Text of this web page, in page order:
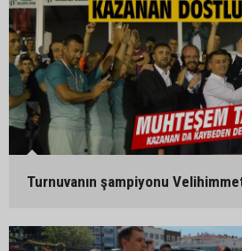
Turnuvanın şampiyonu